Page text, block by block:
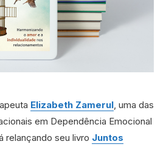
Elizabeth Zamerul , uma das
em Dependência Emocional
relançando seu livro Juntos